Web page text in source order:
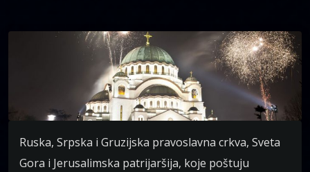
Ruska, Srpska i Gruzijska pravoslavna crkva, Sveta
Gora i Jerusalimska patrijaršija, koje poštuju